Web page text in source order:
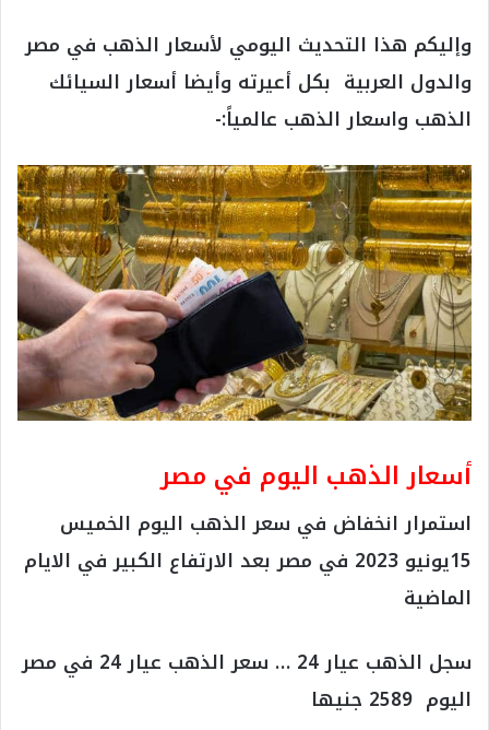
وإليكم هذا التحديث اليومي لأسعار الذهب في مصر
والدول العربية بكل أعيرته وأيضا أسعار السيائك
الذهب واسعار الذهب عالمياً:-
أسعار الذهب اليوم في مصر
استمرار انخفاض في سعر الذهب اليوم الخميس
15يونيو 2023 في مصر بعد الارتفاع الكبير في الايام
الماضية
سجل الذهب عيار 24 … سعر الذهب عيار 24 في مصر
اليوم 2589 جنيها